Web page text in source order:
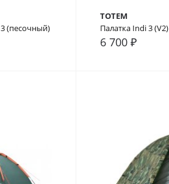
(песочный)
TOTEM
Палатка Indi 3 (V2)
6 700 ₽
В сравнение